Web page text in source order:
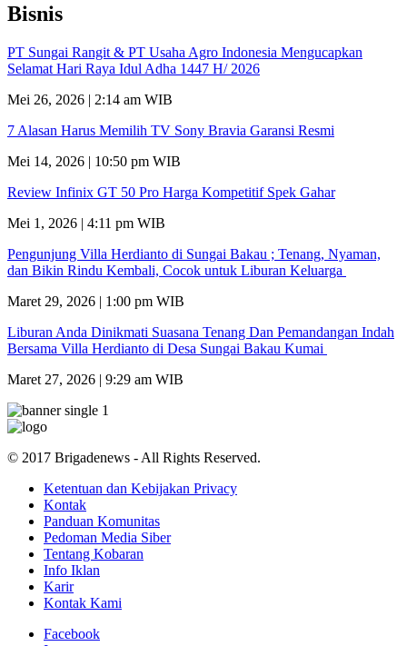
Bisnis
PT Sungai Rangit & PT Usaha Agro Indonesia Mengucapkan
Selamat Hari Raya Idul Adha 1447 H/ 2026
Mei 26, 2026 | 2:14 am WIB
7 Alasan Harus Memilih TV Sony Bravia Garansi Resmi
Mei 14, 2026 | 10:50 pm WIB
Review Infinix GT 50 Pro Harga Kompetitif Spek Gahar
Mei 1, 2026 | 4:11 pm WIB
Pengunjung Villa Herdianto di Sungai Bakau ; Tenang, Nyaman,
dan Bikin Rindu Kembali, Cocok untuk Liburan Keluarga
Maret 29, 2026 | 1:00 pm WIB
Liburan Anda Dinikmati Suasana Tenang Dan Pemandangan Indah
Bersama Villa Herdianto di Desa Sungai Bakau Kumai
Maret 27, 2026 | 9:29 am WIB
© 2017 Brigadenews - All Rights Reserved.
Ketentuan dan Kebijakan Privacy
Kontak
Panduan Komunitas
Pedoman Media Siber
Tentang Kobaran
Info Iklan
Karir
Kontak Kami
Facebook